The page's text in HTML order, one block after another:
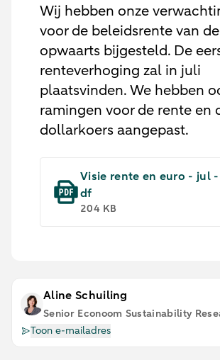
Wij hebben onze
voor de beleidsrente van de
opwaarts bijgesteld. De
renteverhoging zal in juli
plaatsvinden. We hebben
ramingen voor de rente en
dollarkoers aangepast.
Visie rente en euro - jul
df
204 KB
Aline Schuiling
Senior Econoom Sustainability
Toon e-mailadres